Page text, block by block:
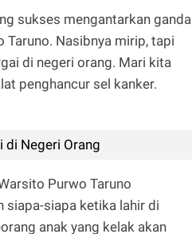
sukses mengantarkan ganda
Taruno. Nasibnya mirip, tapi
di negeri orang. Mari kita
penghancur sel kanker.
di Negeri Orang
Purwo Taruno
siapa-siapa ketika lahir di
anak yang kelak akan